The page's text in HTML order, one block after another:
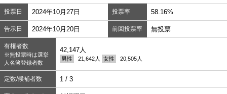
投票日 2024年10月27日 投票率 58.16%
告示日 2024年10月20日 前回投票率 無投票
有権者数
※無投票時は選挙
人名簿登録者数
42,147人
男性 21,642人 女性 20,505人
定数/候補者数 1 / 3